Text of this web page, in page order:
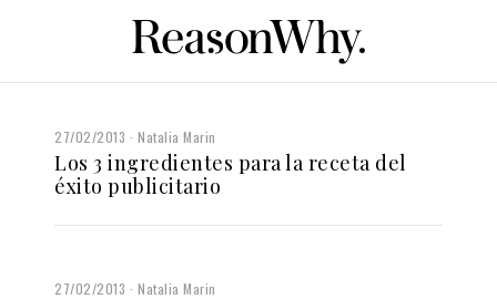
27/02/2013 Natalia Marin
Los 3 ingredientes para la receta del
éxito publicitario
27/02/2013 Natalia Marin